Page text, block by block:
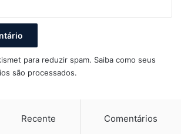
para reduzir spam. Saiba como seus
são processados.
Recente Comentários